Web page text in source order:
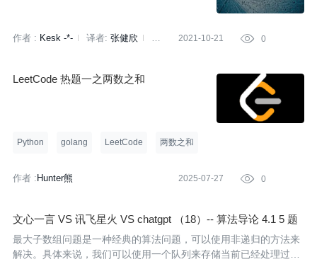
作者 : Kesk -*- 译者: 张健欣
策
2021-10-21  0
LeetCode 热题一之两数之和
Python golang LeetCode 两数之和
作者 : Hunter熊 2025-07-27  0
文心一言 VS 讯飞星火 VS chatgpt （18）-- 算法导论 4.1 5 题
最大子数组问题是一种经典的算法问题，可以使用非递归的方法来
解决。具体来说，我们可以使用一个队列来存储当前已经处理过的